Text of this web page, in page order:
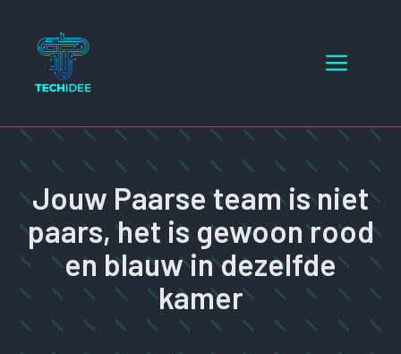
inhoud
Menu
Jouw Paarse team is niet
paars, het is gewoon rood
en blauw in dezelfde
kamer